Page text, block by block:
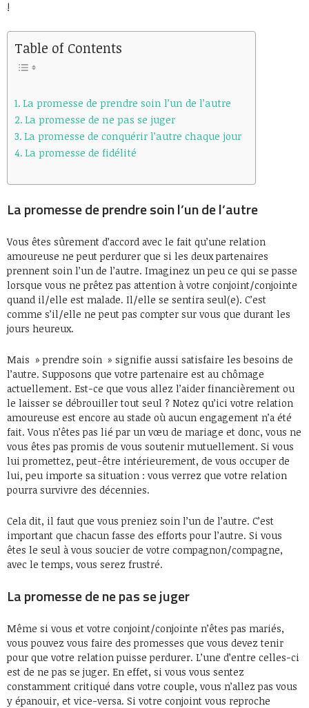
!
Table of Contents
La promesse de prendre soin l’un de l’autre
La promesse de ne pas se juger
La promesse de conquérir l’autre chaque jour
La promesse de fidélité
La promesse de prendre soin l’un de l’autre
Vous êtes sûrement d’accord avec le fait qu’une relation
amoureuse ne peut perdurer que si les deux partenaires
prennent soin l’un de l’autre. Imaginez un peu ce qui se passe
lorsque vous ne prêtez pas attention à votre conjoint/conjointe
quand il/elle est malade. Il/elle se sentira seul(e). C’est
comme s’il/elle ne peut pas compter sur vous que durant les
jours heureux.
Mais » prendre soin » signifie aussi satisfaire les besoins de
l’autre. Supposons que votre partenaire est au chômage
actuellement. Est-ce que vous allez l’aider financièrement ou
le laisser se débrouiller tout seul ? Notez qu’ici votre relation
amoureuse est encore au stade où aucun engagement n’a été
fait. Vous n’êtes pas lié par un vœu de mariage et donc, vous ne
vous êtes pas promis de vous soutenir mutuellement. Si vous
lui promettez, peut-être intérieurement, de vous occuper de
lui, peu importe sa situation : vous verrez que votre relation
pourra survivre des décennies.
Cela dit, il faut que vous preniez soin l’un de l’autre. C’est
important que chacun fasse des efforts pour l’autre. Si vous
êtes le seul à vous soucier de votre compagnon/compagne,
avec le temps, vous serez frustré.
La promesse de ne pas se juger
Même si vous et votre conjoint/conjointe n’êtes pas mariés,
vous pouvez vous faire des promesses que vous devez tenir
pour que votre relation puisse perdurer. L’une d’entre celles-ci
est de ne pas se juger. En effet, si vous vous sentez
constamment critiqué dans votre couple, vous n’allez pas vous
y épanouir, et vice-versa. Si votre conjoint vous reproche